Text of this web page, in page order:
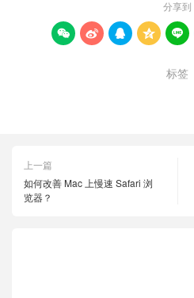
分享到
    
标签
上一篇
如何改善 Mac 上慢速 Safari 浏
览器？